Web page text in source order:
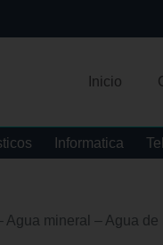
Inicio
Informatica
Agua mineral – Agua